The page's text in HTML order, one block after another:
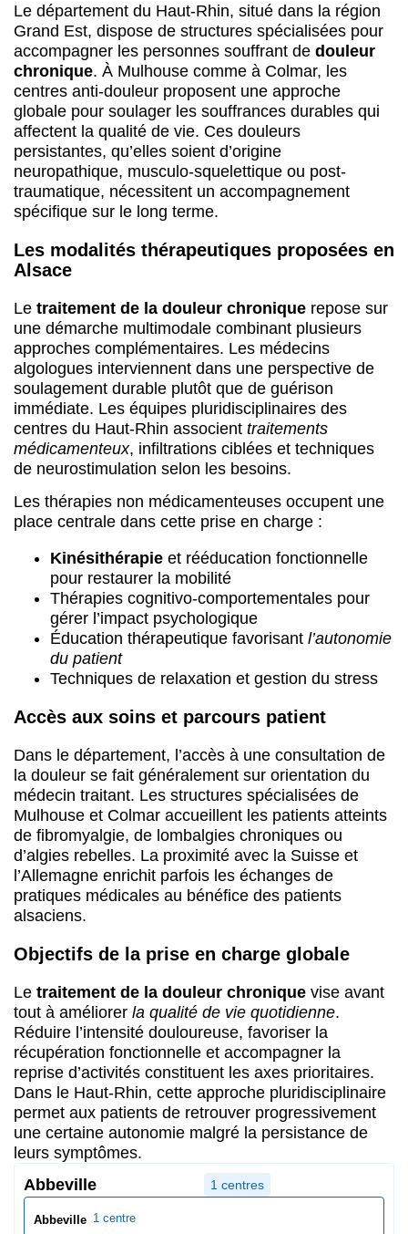
Le département du Haut-Rhin, situé dans la région
Grand Est, dispose de structures spécialisées pour
accompagner les personnes souffrant de douleur
chronique. À Mulhouse comme à Colmar, les
centres anti-douleur proposent une approche
globale pour soulager les souffrances durables qui
affectent la qualité de vie. Ces douleurs
persistantes, qu’elles soient d’origine
neuropathique, musculo-squelettique ou post-
traumatique, nécessitent un accompagnement
spécifique sur le long terme.
Les modalités thérapeutiques proposées en
Alsace
Le traitement de la douleur chronique repose sur
une démarche multimodale combinant plusieurs
approches complémentaires. Les médecins
algologues interviennent dans une perspective de
soulagement durable plutôt que de guérison
immédiate. Les équipes pluridisciplinaires des
centres du Haut-Rhin associent traitements
médicamenteux, infiltrations ciblées et techniques
de neurostimulation selon les besoins.
Les thérapies non médicamenteuses occupent une
place centrale dans cette prise en charge :
Kinésithérapie et rééducation fonctionnelle
pour restaurer la mobilité
Thérapies cognitivo-comportementales pour
gérer l’impact psychologique
Éducation thérapeutique favorisant l’autonomie
du patient
Techniques de relaxation et gestion du stress
Accès aux soins et parcours patient
Dans le département, l’accès à une consultation de
la douleur se fait généralement sur orientation du
médecin traitant. Les structures spécialisées de
Mulhouse et Colmar accueillent les patients atteints
de fibromyalgie, de lombalgies chroniques ou
d’algies rebelles. La proximité avec la Suisse et
l’Allemagne enrichit parfois les échanges de
pratiques médicales au bénéfice des patients
alsaciens.
Objectifs de la prise en charge globale
Le traitement de la douleur chronique vise avant
tout à améliorer la qualité de vie quotidienne.
Réduire l’intensité douloureuse, favoriser la
récupération fonctionnelle et accompagner la
reprise d’activités constituent les axes prioritaires.
Dans le Haut-Rhin, cette approche pluridisciplinaire
permet aux patients de retrouver progressivement
une certaine autonomie malgré la persistance de
leurs symptômes.
Abbeville
1 centres
Abbeville 1 centre